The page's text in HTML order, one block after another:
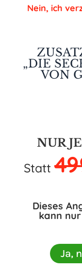
Nein, ich
„DIE
VON
NUR
Statt
Dieses
kann
Ja,